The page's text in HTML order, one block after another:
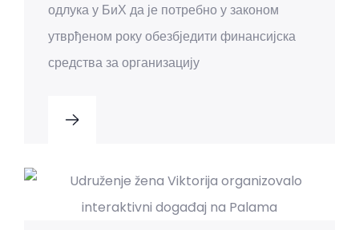
одлука у БиХ да је потребно у законом
утврђеном року обезбједити финансијска
средства за организацију